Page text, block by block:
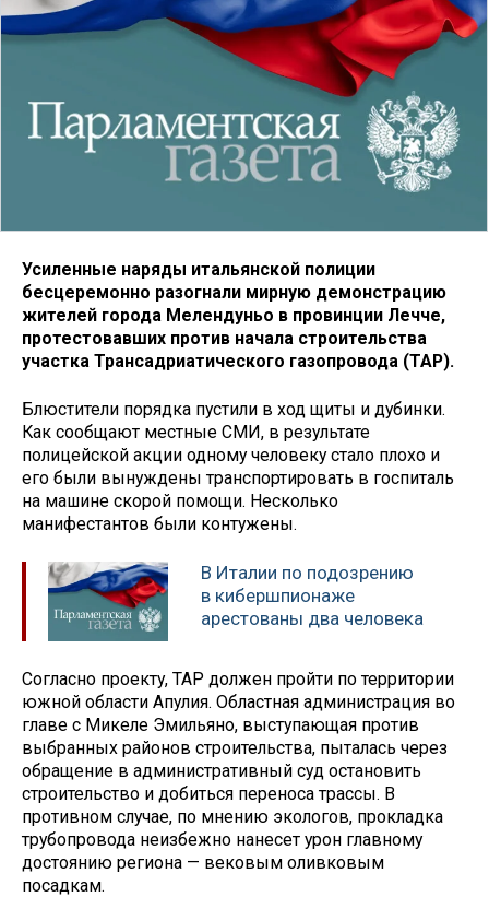
Усиленные наряды итальянской полиции
бесцеремонно разогнали мирную демонстрацию
жителей города Мелендуньо в провинции Лечче,
протестовавших против начала строительства
участка Трансадриатического газопровода (TAP).
Блюстители порядка пустили в ход щиты и дубинки.
Как сообщают местные СМИ, в результате
полицейской акции одному человеку стало плохо и
его были вынуждены транспортировать в госпиталь
на машине скорой помощи. Несколько
манифестантов были контужены.
В Италии по подозрению
в кибершпионаже
арестованы два человека
Согласно проекту, TAP должен пройти по территории
южной области Апулия. Областная администрация во
главе с Микеле Эмильяно, выступающая против
выбранных районов строительства, пыталась через
обращение в административный суд остановить
строительство и добиться переноса трассы. В
противном случае, по мнению экологов, прокладка
трубопровода неизбежно нанесет урон главному
достоянию региона — вековым оливковым
посадкам.